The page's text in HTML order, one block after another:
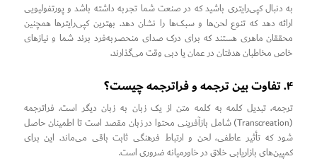
به دنبال کپی‌رایتری باشید که در صنعت شما تجربه داشته باشد و پورتفولیویی
ارائه دهد که تنوع لحن‌ها و سبک‌ها را نشان دهد. بهترین کپی‌رایترها همچنین
محققان ماهری هستند که برای درک صدای منحصر‌به‌فرد برند شما و نیازهای
خاص مخاطبان هدفتان در عمان یا دبی وقت می‌گذارند.
۴. تفاوت بین ترجمه و فراترجمه چیست؟
ترجمه، تبدیل کلمه به کلمه متن از یک زبان به زبان دیگر است. فراترجمه
(Transcreation) شامل بازآفرینی محتوا در زبان مقصد است تا اطمینان حاصل
شود که تأثیر عاطفی، لحن و ارتباط فرهنگی ثابت باقی می‌ماند. این برای
کمپین‌های بازاریابی خلاق در خاورمیانه ضروری است.